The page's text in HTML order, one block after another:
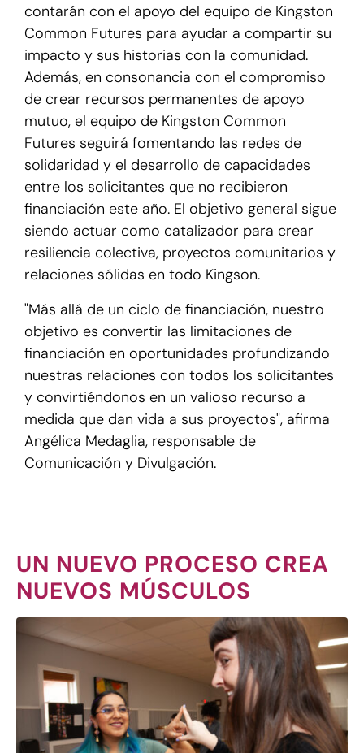
contarán con el apoyo del equipo de Kingston
Common Futures para ayudar a compartir su
impacto y sus historias con la comunidad.
Además, en consonancia con el compromiso
de crear recursos permanentes de apoyo
mutuo, el equipo de Kingston Common
Futures seguirá fomentando las redes de
solidaridad y el desarrollo de capacidades
entre los solicitantes que no recibieron
financiación este año. El objetivo general sigue
siendo actuar como catalizador para crear
resiliencia colectiva, proyectos comunitarios y
relaciones sólidas en todo Kingson.
"Más allá de un ciclo de financiación, nuestro
objetivo es convertir las limitaciones de
financiación en oportunidades profundizando
nuestras relaciones con todos los solicitantes
y convirtiéndonos en un valioso recurso a
medida que dan vida a sus proyectos", afirma
Angélica Medaglia, responsable de
Comunicación y Divulgación.
UN NUEVO PROCESO CREA
NUEVOS MÚSCULOS